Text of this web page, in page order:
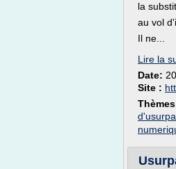
la
au vol
Il ne...
Lire la
Date:
Site :